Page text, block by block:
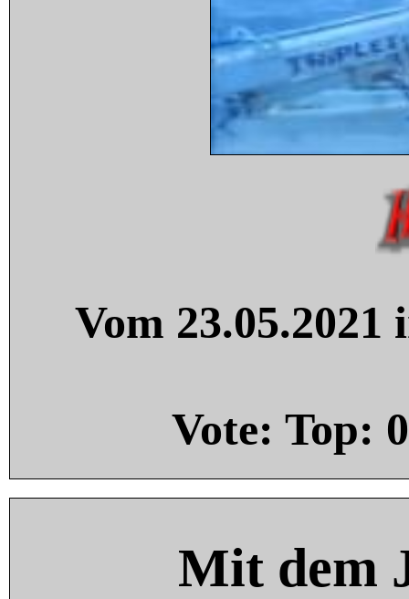
Vom
Vote: Top: 0
Mit dem